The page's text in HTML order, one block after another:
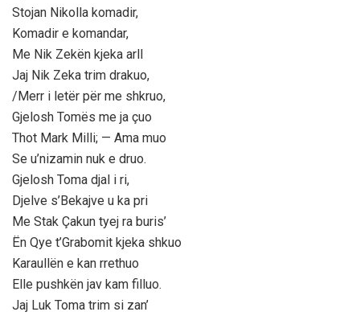
Stojan Nikolla komadir,
Komadir e komandar,
Me Nik Zekën kjeka arll
Jaj Nik Zeka trim drakuo,
/Merr i letër për me shkruo,
Gjelosh Tomës me ja çuo
Thot Mark Milli; — Ama muo
Se u’nizamin nuk e druo.
Gjelosh Toma djal i ri,
Djelve s’Bekajve u ka pri
Me Stak Çakun tyej ra buris’
Ën Qye t’Grabomit kjeka shkuo
Karaullën e kan rrethuo
Elle pushkën jav kam filluo.
Jaj Luk Toma trim si zan’